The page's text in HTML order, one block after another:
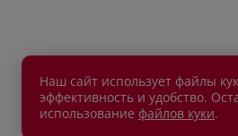
Наш сайт использует файлы
эффективность и удобство.
использование файлов куки.